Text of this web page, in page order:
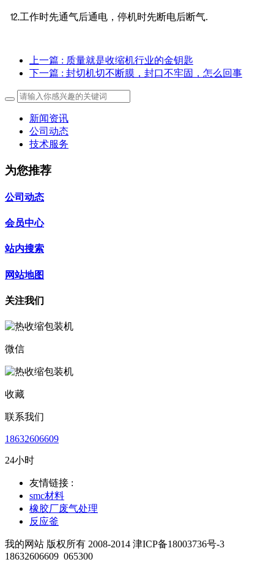
⒓工作时先通气后通电，停机时先断电后断气.
上一篇 : 质量就是收缩机行业的金钥匙
下一篇 : 封切机切不断膜，封口不牢固，怎么回事
新闻资讯
公司动态
技术服务
为您推荐
公司动态
会员中心
站内搜索
网站地图
关注我们
微信
收藏
联系我们
18632606609
24小时
友情链接 :
smc材料
橡胶厂废气处理
反应釜
我的网站 版权所有 2008-2014 津ICP备18003736号-3
18632606609 065300